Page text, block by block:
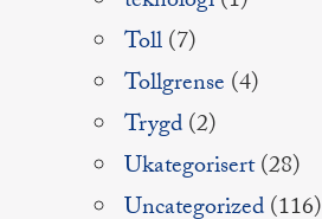
Toll(7)
Tollgrense (4)
Trygd(2)
Ukategorisert(28)
Uncategorized(116)